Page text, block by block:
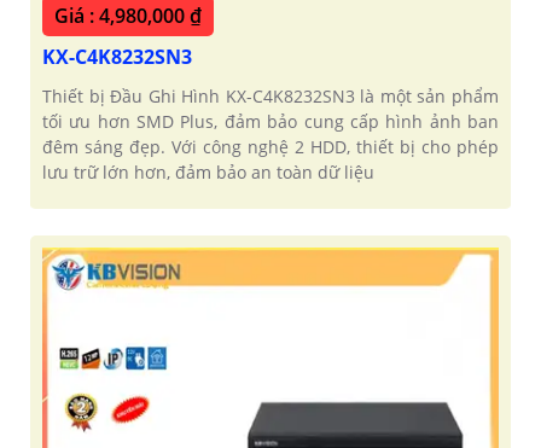
Giá : 4,980,000 ₫
KX-C4K8232SN3
Thiết bị Đầu Ghi Hình KX-C4K8232SN3 là một sản phẩm
tối ưu hơn SMD Plus, đảm bảo cung cấp hình ảnh ban
đêm sáng đẹp. Với công nghệ 2 HDD, thiết bị cho phép
lưu trữ lớn hơn, đảm bảo an toàn dữ liệu